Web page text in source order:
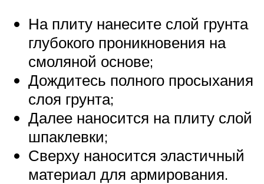
На плиту нанесите слой грунта
глубокого проникновения на
смоляной основе;
Дождитесь полного просыхания
слоя грунта;
Далее наносится на плиту слой
шпаклевки;
Сверху наносится эластичный
материал для армирования.